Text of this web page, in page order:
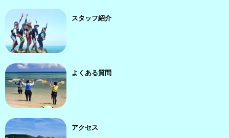
スタッフ紹介
よくある質問
アクセス